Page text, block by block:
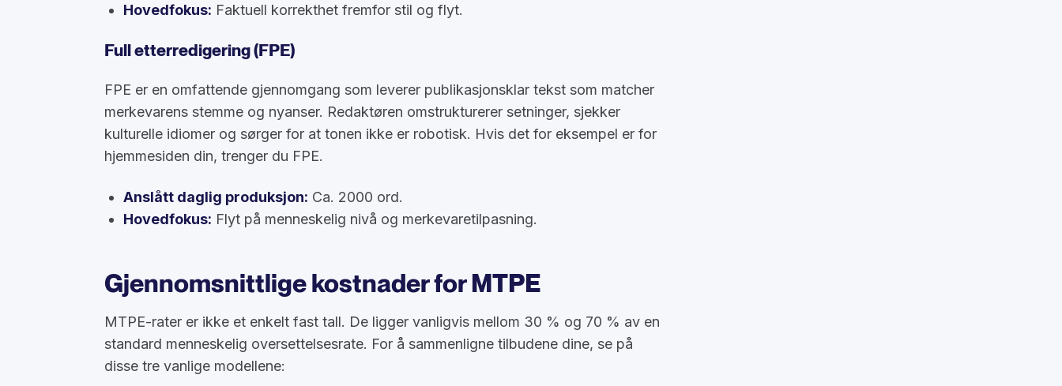
Hovedfokus: Faktuell korrekthet fremfor stil og flyt.
Full etterredigering (FPE)
FPE er en omfattende gjennomgang som leverer publikasjonsklar tekst som matcher
merkevarens stemme og nyanser. Redaktøren omstrukturerer setninger, sjekker
kulturelle idiomer og sørger for at tonen ikke er robotisk. Hvis det for eksempel er for
hjemmesiden din, trenger du FPE.
Anslått daglig produksjon: Ca. 2000 ord.
Hovedfokus: Flyt på menneskelig nivå og merkevaretilpasning.
Gjennomsnittlige kostnader for MTPE
MTPE-rater er ikke et enkelt fast tall. De ligger vanligvis mellom 30 % og 70 % av en
standard menneskelig oversettelsesrate. For å sammenligne tilbudene dine, se på
disse tre vanlige modellene: